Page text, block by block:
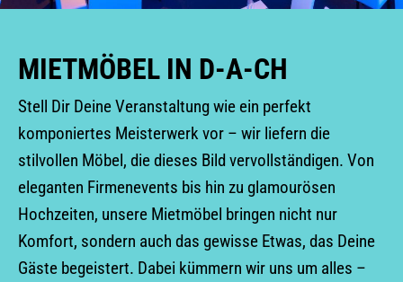
MIETMÖBEL IN D-A-CH
Stell Dir Deine Veranstaltung wie ein perfekt
komponiertes Meisterwerk vor – wir liefern die
stilvollen Möbel, die dieses Bild vervollständigen. Von
eleganten Firmenevents bis hin zu glamourösen
Hochzeiten, unsere Mietmöbel bringen nicht nur
Komfort, sondern auch das gewisse Etwas, das Deine
Gäste begeistert. Dabei kümmern wir uns um alles –